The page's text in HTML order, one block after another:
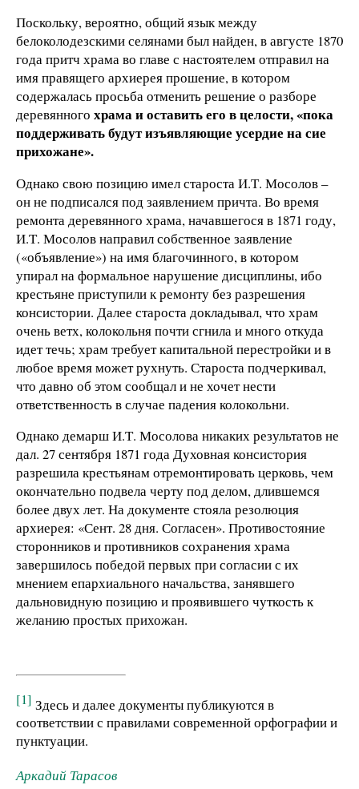
Поскольку, вероятно, общий язык между
белоколодезскими селянами был найден, в августе 1870
года притч храма во главе с настоятелем отправил на
имя правящего архиерея прошение, в котором
содержалась просьба отменить решение о разборе
деревянного храма и оставить его в целости, «пока
поддерживать будут изъявляющие усердие на сие
прихожане».
Однако свою позицию имел староста И.Т. Мосолов –
он не подписался под заявлением причта. Во время
ремонта деревянного храма, начавшегося в 1871 году,
И.Т. Мосолов направил собственное заявление
(«объявление») на имя благочинного, в котором
упирал на формальное нарушение дисциплины, ибо
крестьяне приступили к ремонту без разрешения
консистории. Далее староста докладывал, что храм
очень ветх, колокольня почти сгнила и много откуда
идет течь; храм требует капитальной перестройки и в
любое время может рухнуть. Староста подчеркивал,
что давно об этом сообщал и не хочет нести
ответственность в случае падения колокольни.
Однако демарш И.Т. Мосолова никаких результатов не
дал. 27 сентября 1871 года Духовная консистория
разрешила крестьянам отремонтировать церковь, чем
окончательно подвела черту под делом, длившемся
более двух лет. На документе стояла резолюция
архиерея: «Сент. 28 дня. Согласен». Противостояние
сторонников и противников сохранения храма
завершилось победой первых при согласии с их
мнением епархиального начальства, занявшего
дальновидную позицию и проявившего чуткость к
желанию простых прихожан.
[1] Здесь и далее документы публикуются в
соответствии с правилами современной орфографии и
пунктуации.
Аркадий Тарасов